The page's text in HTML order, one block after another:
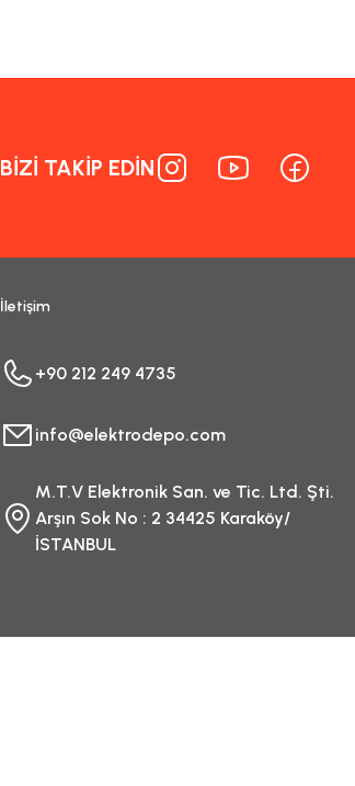
BİZİ TAKİP EDİN
İletişim
+90 212 249 4735
info@elektrodepo.com
M.T.V Elektronik San. ve Tic. Ltd. Şti.
Arşın Sok No : 2 34425 Karaköy/
İSTANBUL